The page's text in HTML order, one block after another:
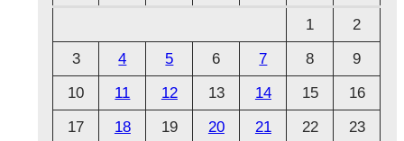
1
2
3
4 5 6 7 8
9
10
11 12 13 14 15
16
17
18 19 20 21 22
23